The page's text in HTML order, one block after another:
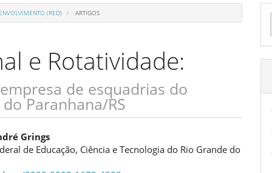
(RED) ARTIGOS
e Rotatividade:
de esquadrias do
Paranhana/RS
Grings
de Educação, Ciência e Tecnologia do Rio Grande do